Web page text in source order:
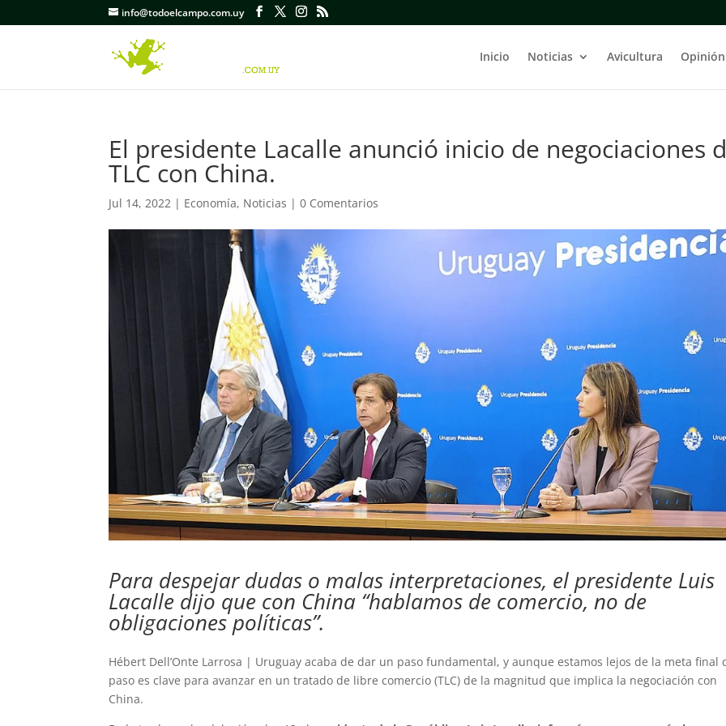
info@todoelcampo.com.uy
Inicio Noticias Avicultura Opinión
El presidente Lacalle anunció inicio de negociaciones
TLC con China.
Jul 14, 2022 | Economía, Noticias |0 Comentarios
Para despejar dudas o malas interpretaciones, el presidente Luis
Lacalle dijo que con China “hablamos de comercio, no de
obligaciones políticas”.
Hébert Dell’Onte Larrosa | Uruguay acaba de dar un paso fundamental, y aunque estamos lejos de la meta final
paso es clave para avanzar en un tratado de libre comercio (TLC) de la magnitud que implica la negociación con
China.